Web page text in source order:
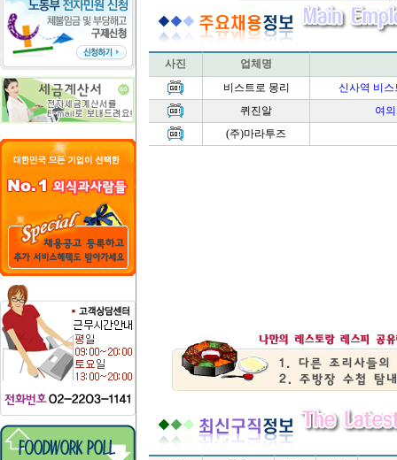
사진
업체명
비스트로 몽리
신사역 비
퀴진알
여
(주)마라투즈